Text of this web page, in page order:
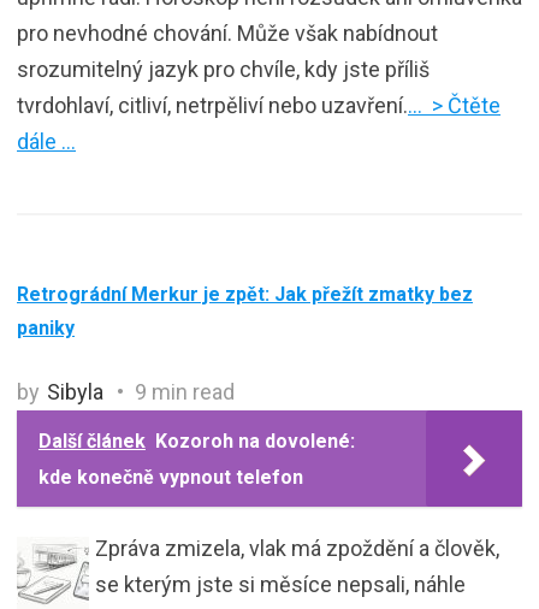
pro nevhodné chování. Může však nabídnout
srozumitelný jazyk pro chvíle, kdy jste příliš
tvrdohlaví, citliví, netrpěliví nebo uzavření.… > Čtěte
dále …
Retrográdní Merkur je zpět: Jak přežít zmatky bez
paniky
by Sibyla 9 min read
Další článek Kozoroh na dovolené:
kde konečně vypnout telefon
Zpráva zmizela, vlak má zpoždění a člověk,
se kterým jste si měsíce nepsali, náhle